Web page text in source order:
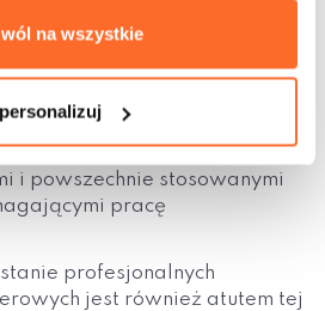
na wszystkie
i warunków
numeryczne oraz
skomplikowanych zjawisk
analizę i testowanie
również w ekstremalnych
warunkach. Tym samym
i powszechnie stosowanymi
pracę
profesjonalnych
jest również atutem tej